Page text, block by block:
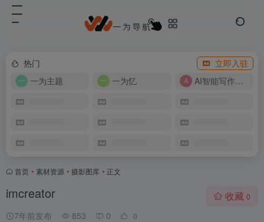
热门
立即入驻
一为主题
一为忆 AI智能写作工具
首页 • 素材资源 • 摄影图库 • 正文
imcreator
7年前发布 853 0 0
收藏 0